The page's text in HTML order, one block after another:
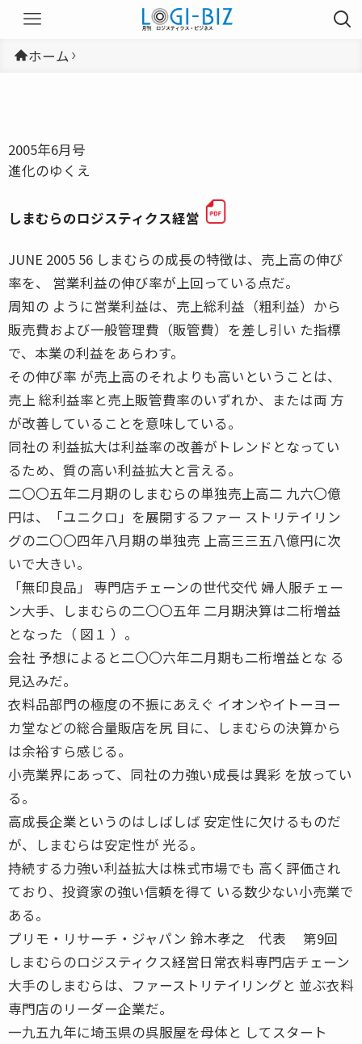
ホーム
2005年6月号
進化のゆくえ
しまむらのロジスティクス経営
JUNE 2005 56 しまむらの成長の特徴は、売上高の伸び
率を、 営業利益の伸び率が上回っている点だ。
周知の ように営業利益は、売上総利益（粗利益）から
販売費および一般管理費（販管費）を差し引い た指標
で、本業の利益をあらわす。
その伸び率 が売上高のそれよりも高いということは、
売上 総利益率と売上販管費率のいずれか、または両 方
が改善していることを意味している。
同社の 利益拡大は利益率の改善がトレンドとなってい
るため、質の高い利益拡大と言える。
二〇〇五年二月期のしまむらの単独売上高二 九六〇億
円は、「ユニクロ」を展開するファー ストリテイリン
グの二〇〇四年八月期の単独売 上高三三五八億円に次
いで大きい。
「無印良品」 専門店チェーンの世代交代 婦人服チェー
ン大手、しまむらの二〇〇五年 二月期決算は二桁増益
となった（ 図１ ）。
会社 予想によると二〇〇六年二月期も二桁増益とな る
見込みだ。
衣料品部門の極度の不振にあえぐ イオンやイトーヨー
カ堂などの総合量販店を尻 目に、しまむらの決算から
は余裕すら感じる。
小売業界にあって、同社の力強い成長は異彩 を放ってい
る。
高成長企業というのはしばしば 安定性に欠けるものだ
が、しまむらは安定性が 光る。
持続する力強い利益拡大は株式市場でも 高く評価され
ており、投資家の強い信頼を得て いる数少ない小売業で
ある。
プリモ・リサーチ・ジャパン 鈴木孝之 代表 第9回
しまむらのロジスティクス経営日常衣料専門店チェーン
大手のしまむらは、ファーストリテイリングと 並ぶ衣料
専門店のリーダー企業だ。
一九五九年に埼玉県の呉服屋を母体と してスタート